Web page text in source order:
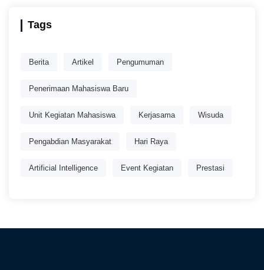
Tags
Berita Artikel Pengumuman
Penerimaan Mahasiswa Baru
Unit Kegiatan Mahasiswa Kerjasama Wisuda
Pengabdian Masyarakat Hari Raya
Artificial Intelligence Event Kegiatan Prestasi